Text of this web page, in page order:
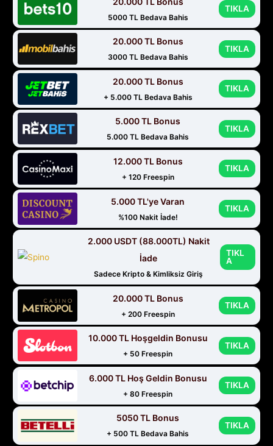
5000 TL Bedava Bahis
TIKLA
20.000 TL Bonus
3000 TL Bedava Bahis
TIKLA
20.000 TL Bonus
+ 5.000 TL Bedava Bahis
TIKLA
5.000 TL Bonus
5.000 TL Bedava Bahis
TIKLA
12.000 TL Bonus
+ 120 Freespin
TIKLA
5.000 TL'ye Varan
%100 Nakit İade!
TIKLA
2.000 USDT (88.000TL) Nakit
İade
Sadece Kripto & Kimliksiz Giriş
TIKL
A
20.000 TL Bonus
+ 200 Freespin
TIKLA
10.000 TL Hoşgeldin Bonusu
+ 50 Freespin
TIKLA
6.000 TL Hoş Geldin Bonusu
+ 80 Freespin
TIKLA
5050 TL Bonus
+ 500 TL Bedava Bahis
TIKLA